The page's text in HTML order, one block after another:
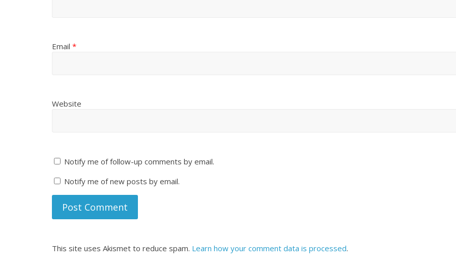
Email *
Website
Notify me of follow-up comments by email.
Notify me of new posts by email.
This site uses Akismet to reduce spam. Learn how your comment data is processed.